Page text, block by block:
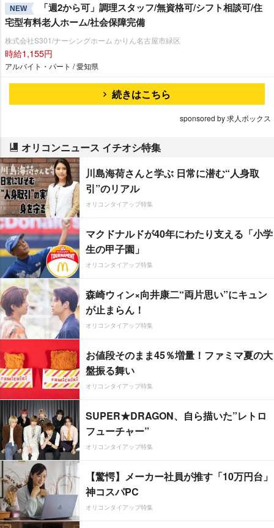
NEW
「週2から可」調理スタッフ/無資格可/シフト相談可/住
宅型有料老人ホーム/社会保障完備
株式会社S301/ナーシングホーム かりん名古屋市緑区
時給1,155円
アルバイト・パート / 愛知県
続きはこちら
sponsored by 求人ボックス
オリコンニュース イチオシ特集
川島海荷さんと学ぶ 日常に潜む“人身取
引”のリアル
オリコンタイアップ特集
マクドナルドが40年にわたり支える「小学
生の甲子園」
オリコンタイアップ特集
森崎ウィン×向井康二“両片思い”にキュン
が止まらん！
オリコンタイアップ特集
お値段そのまま45％増量！ファミマ夏の大
盤振る舞い
オリコンタイアップ特集
SUPER★DRAGON、自ら描いた”レトロ
フューチャー”
オリコンタイアップ特集
【驚愕】メーカー社員が推す「10万円台」
神コスパPC
オリコンタイアップ特集